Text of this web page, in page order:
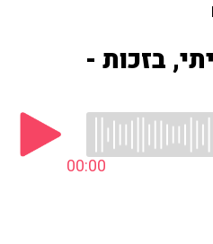
בזכות -
00:00